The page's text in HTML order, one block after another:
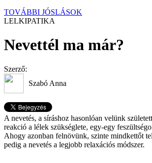
TOVÁBBI JÓSLÁSOK
LELKIPATIKA
Nevettél ma már?
Szerző:
Szabó Anna
A nevetés, a síráshoz hasonlóan velünk
reakció a lélek szükséglete, egy-egy
Ahogy azonban felnövünk, szinte mindkettőt
pedig a nevetés a legjobb relaxációs módszer.